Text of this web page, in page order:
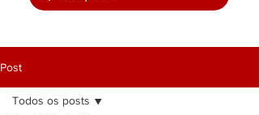
Post
Todos os posts